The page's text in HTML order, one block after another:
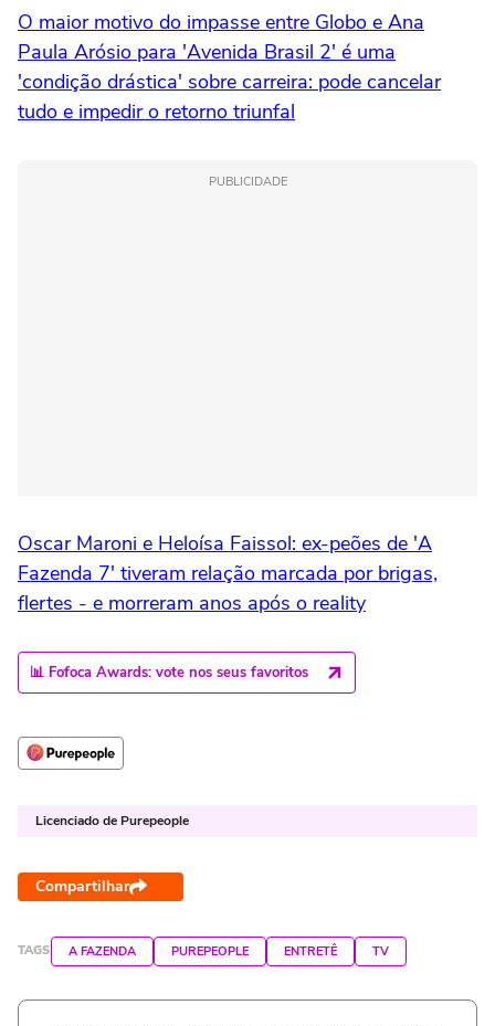
O maior motivo do impasse entre Globo e Ana
Paula Arósio para 'Avenida Brasil 2' é uma
'condição drástica' sobre carreira: pode cancelar
tudo e impedir o retorno triunfal
PUBLICIDADE
Oscar Maroni e Heloísa Faissol: ex-peões de 'A
Fazenda 7' tiveram relação marcada por brigas,
flertes - e morreram anos após o reality
📊 Fofoca Awards: vote nos seus favoritos
Licenciado de Purepeople
Compartilhar
TAGS A FAZENDA PUREPEOPLE ENTRETÊ TV